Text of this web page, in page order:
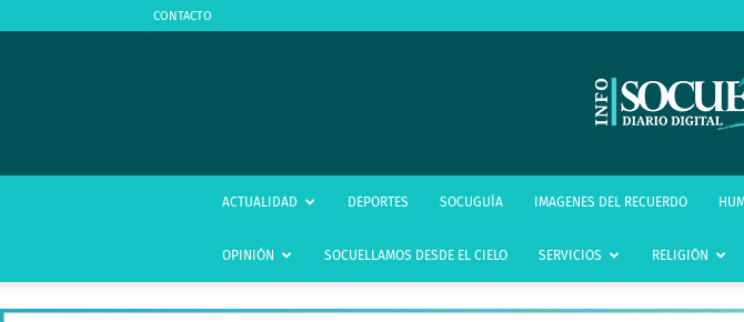
CONTACTO
ACTUALIDAD DEPORTES SOCUGUÍA IMAGENES DEL RECUERDO
OPINIÓN SOCUELLAMOS DESDE EL CIELO SERVICIOS RELIGIÓN